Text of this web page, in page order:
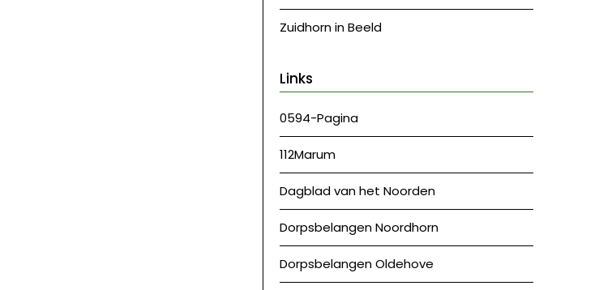
Zuidhorn in Beeld
Links
0594-Pagina
112Marum
Dagblad van het Noorden
Dorpsbelangen Noordhorn
Dorpsbelangen Oldehove